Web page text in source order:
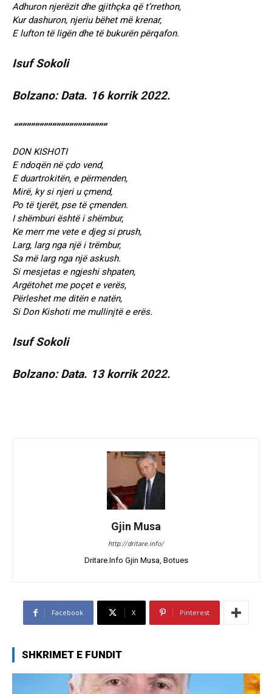
Adhuron njerëzit dhe gjithçka që t’rrethon,
Kur dashuron, njeriu bëhet më krenar,
E lufton të ligën dhe të bukurën përqafon.
Isuf Sokoli
Bolzano: Data. 16 korrik 2022.
“”””””””””””””””””””””
DON KISHOTI
E ndoqën në çdo vend,
E duartrokitën, e përmenden,
Mirë, ky si njeri u çmend,
Po të tjerët, pse të çmenden.
I shëmburi është i shëmbur,
Ke merr me vete e djeg si prush,
Larg, larg nga një i trëmbur,
Sa më larg nga një askush.
Si mesjetas e ngjeshi shpaten,
Argëtohet me poçet e verës,
Përleshet me ditën e natën,
Si Don Kishoti me mullinjtë e erës.
Isuf Sokoli
Bolzano: Data. 13 korrik 2022.
Gjin Musa
http://dritare.info/
Dritare.Info Gjin Musa, Botues
Facebook X Pinterest
SHKRIMET E FUNDIT